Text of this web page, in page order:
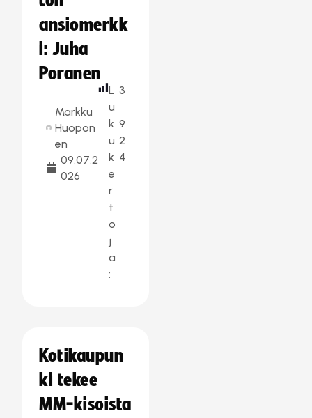
ansiomerkk
i: Juha
Poranen
Markku
Huopon
en
09.07.2
026
L
u
k
u
k
e
r
t
o
j
a
:
3
9
2
4
Kotikaupun
ki tekee
MM-kisoista